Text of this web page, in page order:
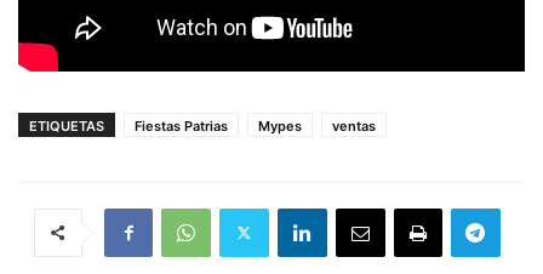
ETIQUETAS Fiestas Patrias Mypes ventas